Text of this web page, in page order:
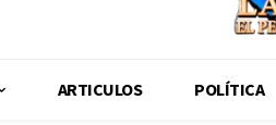
ARTICULOS POLÍTICA